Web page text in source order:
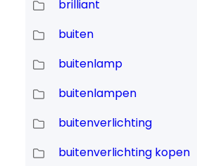
brilliant
buiten
buitenlamp
buitenlampen
buitenverlichting
buitenverlichting kopen